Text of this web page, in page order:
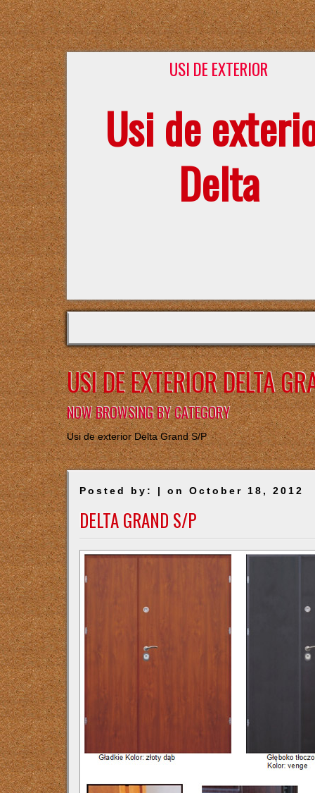
USI DE EXTERIOR
Usi de
Delta
USI DE EXTERIOR DELTA
NOW BROWSING BY CATEGORY
Usi de exterior Delta Grand S/P
Posted by: | on October 18, 2012
DELTA GRAND S/P